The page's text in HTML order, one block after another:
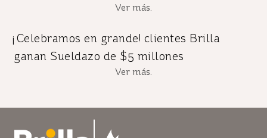
Ver más.
¡Celebramos en grande! clientes Brilla
ganan Sueldazo de $5 millones
Ver más.